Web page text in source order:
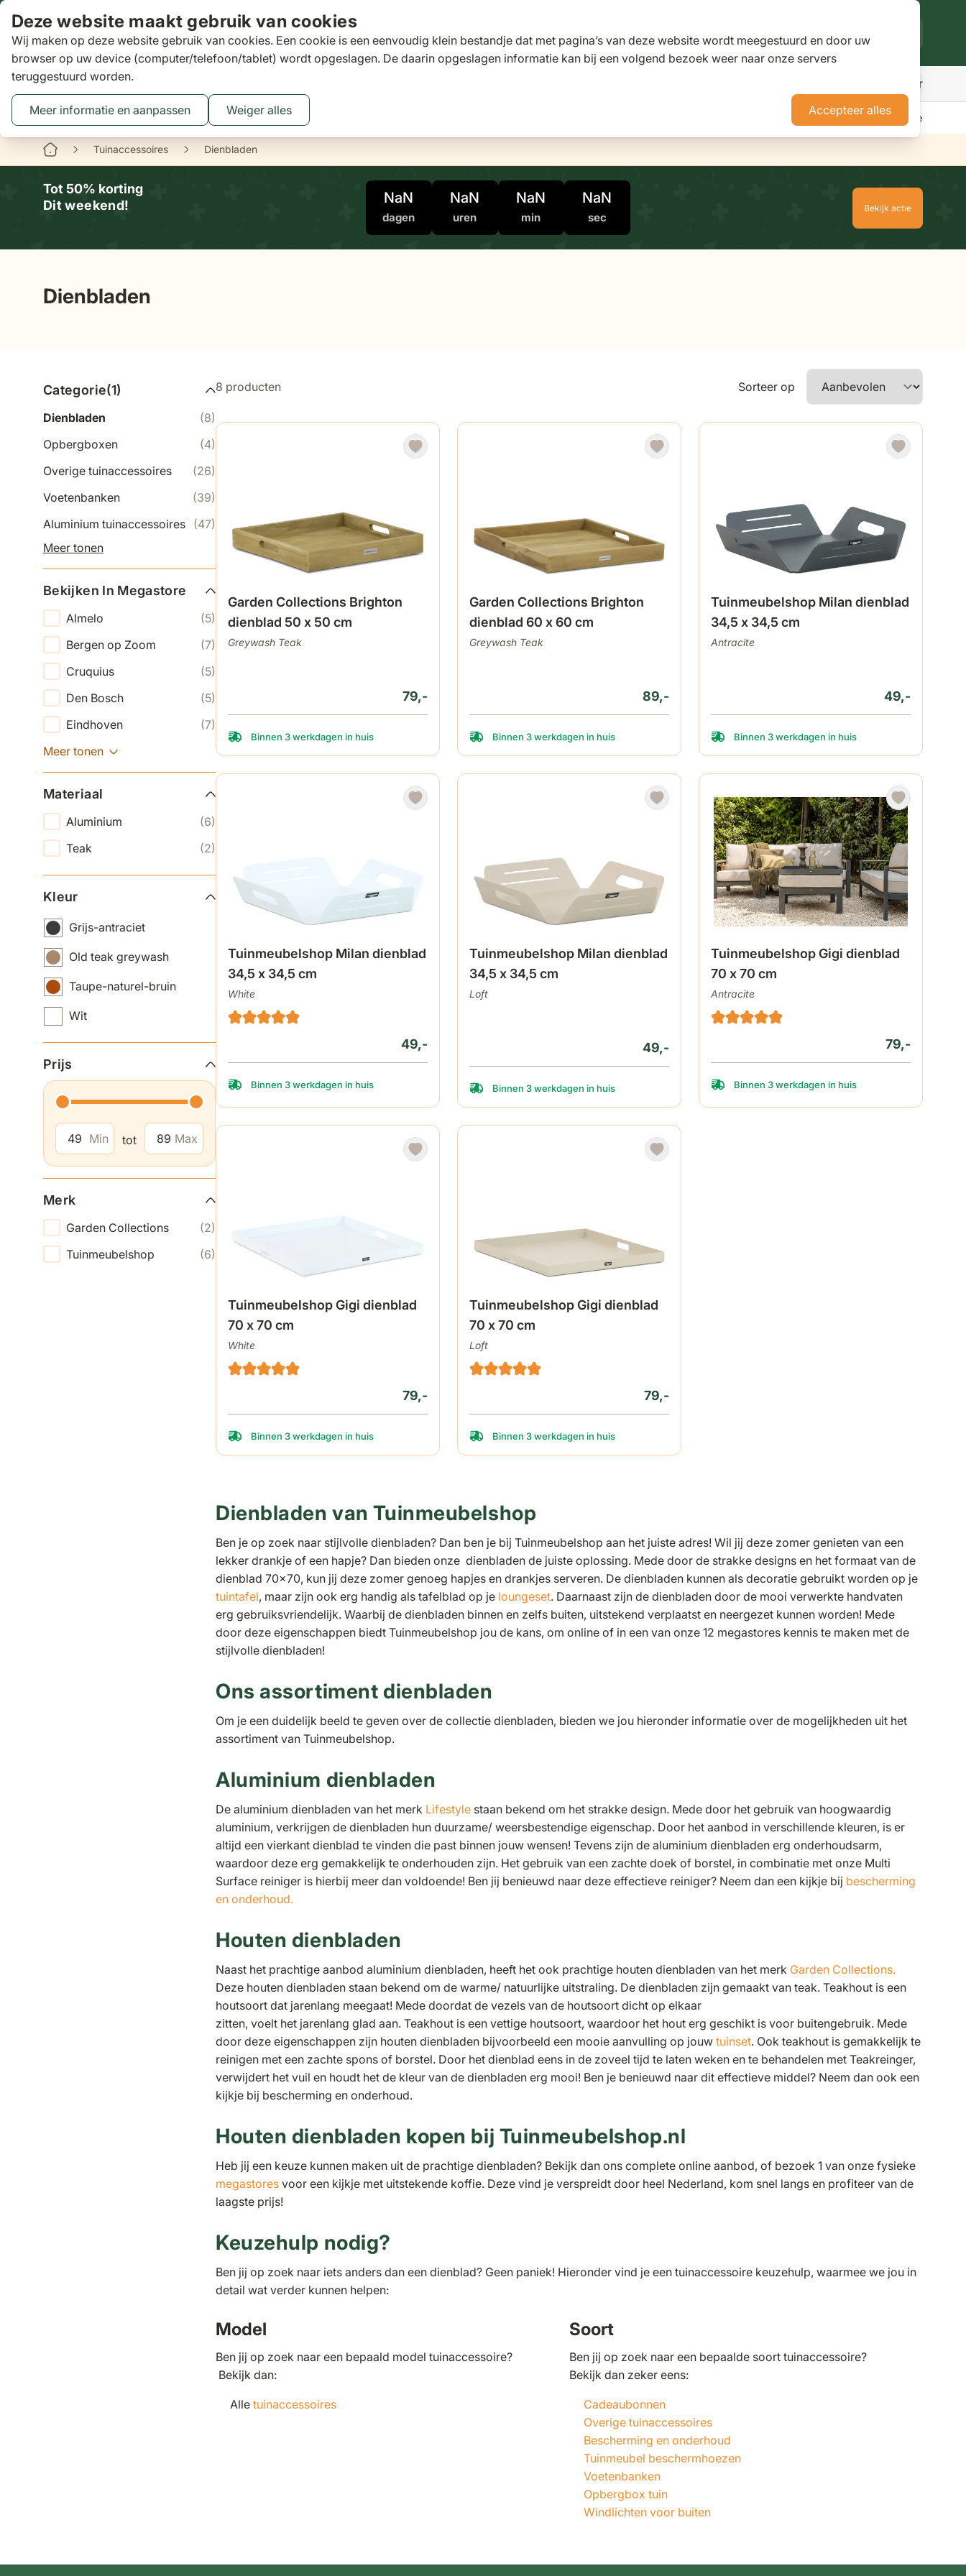
Deze website maakt gebruik van cookies
Wij maken op deze website gebruik van cookies. Een cookie is een eenvoudig klein bestandje dat met pagina’s van deze website wordt meegestuurd en door uw
browser op uw device (computer/telefoon/tablet) wordt opgeslagen. De daarin opgeslagen informatie kan bij een volgend bezoek weer naar onze servers
teruggestuurd worden.
Meer informatie en aanpassen Weiger alles Accepteer alles
Ga naar de inhoud
Zoeken
AanbiedingenTuinsets
Toggle submenu for Tuinsets
Toggle submenu for Loungesets
Toggle submenu for Tuinstoelen
Meer
Binnen 3 dagengratis bezorgd 16 XXL Experience Stores AdviesNieuwsKlantenservice
Tuinaccessoires Dienbladen
Tot 50% korting
Dit weekend!
NaN
dagen
NaN
uren
NaN
min
NaN
sec
Bekijk actie
Dienbladen
Categorie(1)
Dienbladen
(8)
Opbergboxen
(4)
Overige tuinaccessoires
(26)
Voetenbanken
(39)
Aluminium tuinaccessoires (47)
Meer tonen
Bekijken In Megastore
Almelo
(5)
Bergen op Zoom
(7)
Cruquius
(5)
Den Bosch
(5)
Eindhoven
(7)
Meer tonen
Materiaal
Aluminium
(6)
Teak
(2)
Kleur
Grijs-antraciet
Old teak greywash
Taupe-naturel-bruin
Wit
Prijs
Min tot Max
Merk
Garden Collections
(2)
Tuinmeubelshop
(6)
8 producten Sorteer op
Garden Collections Brighton
dienblad 50 x 50 cm
Greywash Teak
79,-
Binnen 3 werkdagen in huis
Garden Collections Brighton
dienblad 60 x 60 cm
Greywash Teak
89,-
Binnen 3 werkdagen in huis
Tuinmeubelshop Milan dienblad
34,5 x 34,5 cm
Antracite
49,-
Binnen 3 werkdagen in huis
Tuinmeubelshop Milan dienblad
34,5 x 34,5 cm
White
49,-
Binnen 3 werkdagen in huis
Tuinmeubelshop Milan dienblad
34,5 x 34,5 cm
Loft
49,-
Binnen 3 werkdagen in huis
Tuinmeubelshop Gigi dienblad
70 x 70 cm
Antracite
79,-
Binnen 3 werkdagen in huis
Tuinmeubelshop Gigi dienblad
70 x 70 cm
White
79,-
Binnen 3 werkdagen in huis
Tuinmeubelshop Gigi dienblad
70 x 70 cm
Loft
79,-
Binnen 3 werkdagen in huis
Dienbladen van Tuinmeubelshop
Ben je op zoek naar stijlvolle dienbladen? Dan ben je bij Tuinmeubelshop aan het juiste adres! Wil jij deze zomer genieten van een
lekker drankje of een hapje? Dan bieden onze dienbladen de juiste oplossing. Mede door de strakke designs en het formaat van de
dienblad 70x70, kun jij deze zomer genoeg hapjes en drankjes serveren. De dienbladen kunnen als decoratie gebruikt worden op je
tuintafel, maar zijn ook erg handig als tafelblad op je loungeset. Daarnaast zijn de dienbladen door de mooi verwerkte handvaten
erg gebruiksvriendelijk. Waarbij de dienbladen binnen en zelfs buiten, uitstekend verplaatst en neergezet kunnen worden! Mede
door deze eigenschappen biedt Tuinmeubelshop jou de kans, om online of in een van onze 12 megastores kennis te maken met de
stijlvolle dienbladen!
Ons assortiment dienbladen
Om je een duidelijk beeld te geven over de collectie dienbladen, bieden we jou hieronder informatie over de mogelijkheden uit het
assortiment van Tuinmeubelshop.
Aluminium dienbladen
De aluminium dienbladen van het merk Lifestyle staan bekend om het strakke design. Mede door het gebruik van hoogwaardig
aluminium, verkrijgen de dienbladen hun duurzame/ weersbestendige eigenschap. Door het aanbod in verschillende kleuren, is er
altijd een vierkant dienblad te vinden die past binnen jouw wensen! Tevens zijn de aluminium dienbladen erg onderhoudsarm,
waardoor deze erg gemakkelijk te onderhouden zijn. Het gebruik van een zachte doek of borstel, in combinatie met onze Multi
Surface reiniger is hierbij meer dan voldoende! Ben jij benieuwd naar deze effectieve reiniger? Neem dan een kijkje bij bescherming
en onderhoud.
Houten dienbladen
Naast het prachtige aanbod aluminium dienbladen, heeft het ook prachtige houten dienbladen van het merk Garden Collections.
Deze houten dienbladen staan bekend om de warme/ natuurlijke uitstraling. De dienbladen zijn gemaakt van teak. Teakhout is een
houtsoort dat jarenlang meegaat! Mede doordat de vezels van de houtsoort dicht op elkaar
zitten, voelt het jarenlang glad aan. Teakhout is een vettige houtsoort, waardoor het hout erg geschikt is voor buitengebruik. Mede
door deze eigenschappen zijn houten dienbladen bijvoorbeeld een mooie aanvulling op jouw tuinset. Ook teakhout is gemakkelijk te
reinigen met een zachte spons of borstel. Door het dienblad eens in de zoveel tijd te laten weken en te behandelen met Teakreinger,
verwijdert het vuil en houdt het de kleur van de dienbladen erg mooi! Ben je benieuwd naar dit effectieve middel? Neem dan ook een
kijkje bij bescherming en onderhoud.
Houten dienbladen kopen bij Tuinmeubelshop.nl
Heb jij een keuze kunnen maken uit de prachtige dienbladen? Bekijk dan ons complete online aanbod, of bezoek 1 van onze fysieke
megastores voor een kijkje met uitstekende koffie. Deze vind je verspreidt door heel Nederland, kom snel langs en profiteer van de
laagste prijs!
Keuzehulp nodig?
Ben jij op zoek naar iets anders dan een dienblad? Geen paniek! Hieronder vind je een tuinaccessoire keuzehulp, waarmee we jou in
detail wat verder kunnen helpen:
Model
Ben jij op zoek naar een bepaald model tuinaccessoire?
Bekijk dan:
Alle tuinaccessoires
Soort
Ben jij op zoek naar een bepaalde soort tuinaccessoire?
Bekijk dan zeker eens:
Cadeaubonnen
Overige tuinaccessoires
Bescherming en onderhoud
Tuinmeubel beschermhoezen
Voetenbanken
Opbergbox tuin
Windlichten voor buiten